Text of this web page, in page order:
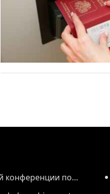
конференции по